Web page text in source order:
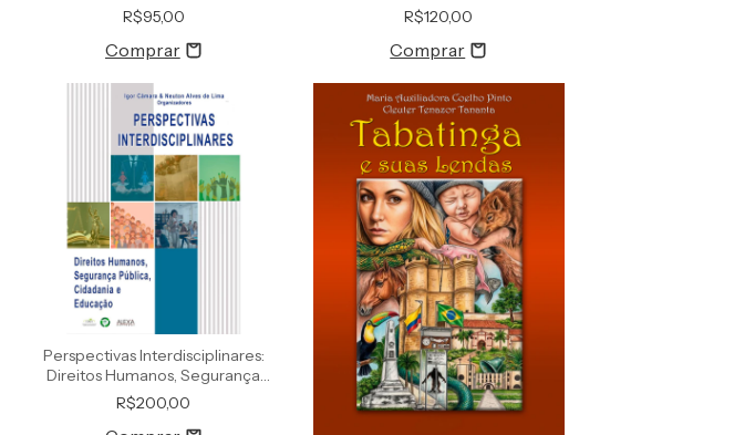
R$95,00
R$120,00
Perspectivas Interdisciplinares:
Direitos Humanos, Segurança
Pública, Cidadania e Educação
R$200,00